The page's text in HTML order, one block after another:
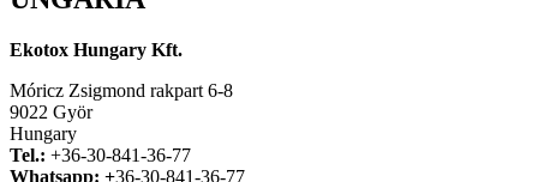
Ekotox Hungary Kft.
Móricz Zsigmond rakpart 6-8
9022 Györ
Hungary
Tel.: +36-30-841-36-77
Whatsapp: +36-30-841-36-77